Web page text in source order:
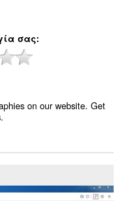
σας
on our website. Get